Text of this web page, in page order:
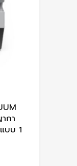
กา
บบ 1